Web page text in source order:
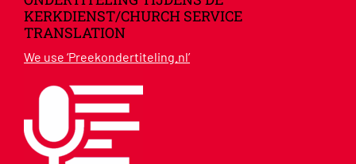
KERKDIENST/CHURCH SERVICE
TRANSLATION
We use ‘Preekondertiteling.nl’